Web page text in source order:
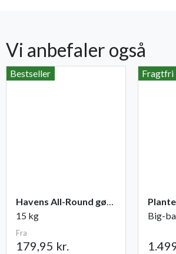
Vi anbefaler også
Bestseller
Havens All-Round gødning NPK 12-2-10
15 kg
Fra
179,95 kr.
Fragtfri
Big-